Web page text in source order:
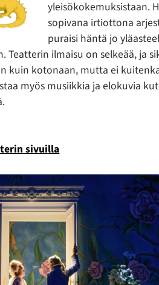
yleisökokemuksistaan.
sopivana irtiottona
puraisi häntä jo
Teatterin ilmaisu on selkeää, ja
kuin kotonaan, mutta ei
myös musiikkia ja elokuvia
sivuilla